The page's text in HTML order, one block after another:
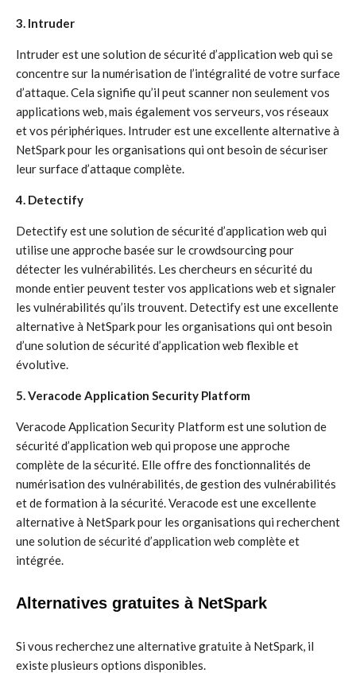
3. Intruder
Intruder est une solution de sécurité d’application web qui se
concentre sur la numérisation de l’intégralité de votre surface
d’attaque. Cela signifie qu’il peut scanner non seulement vos
applications web, mais également vos serveurs, vos réseaux
et vos périphériques. Intruder est une excellente alternative à
NetSpark pour les organisations qui ont besoin de sécuriser
leur surface d’attaque complète.
4. Detectify
Detectify est une solution de sécurité d’application web qui
utilise une approche basée sur le crowdsourcing pour
détecter les vulnérabilités. Les chercheurs en sécurité du
monde entier peuvent tester vos applications web et signaler
les vulnérabilités qu’ils trouvent. Detectify est une excellente
alternative à NetSpark pour les organisations qui ont besoin
d’une solution de sécurité d’application web flexible et
évolutive.
5. Veracode Application Security Platform
Veracode Application Security Platform est une solution de
sécurité d’application web qui propose une approche
complète de la sécurité. Elle offre des fonctionnalités de
numérisation des vulnérabilités, de gestion des vulnérabilités
et de formation à la sécurité. Veracode est une excellente
alternative à NetSpark pour les organisations qui recherchent
une solution de sécurité d’application web complète et
intégrée.
Alternatives gratuites à NetSpark
Si vous recherchez une alternative gratuite à NetSpark, il
existe plusieurs options disponibles.